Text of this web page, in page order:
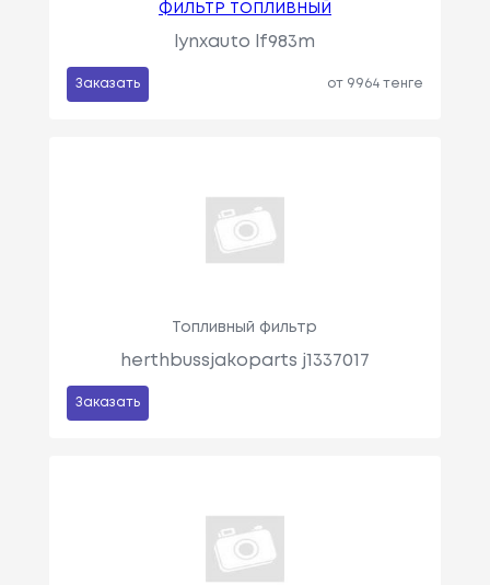
ФИЛЬТР ТОПЛИВНЫЙ
lynxauto lf983m
Заказать от 9964 тенге
Топливный фильтр
herthbussjakoparts j1337017
Заказать